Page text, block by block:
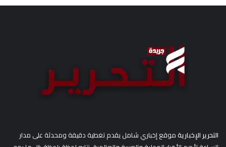
ث
التحرير الإخباريةموقع إخباري شامل يقدم تغطية دقيقة ومحدثة على مدار